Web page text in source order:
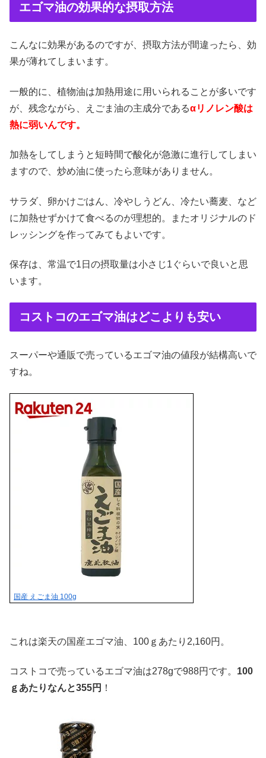
エゴマ油の効果的な摂取方法
こんなに効果があるのですが、摂取方法が間違ったら、効
果が薄れてしまいます。
一般的に、植物油は加熱用途に用いられることが多いです
が、残念ながら、えごま油の主成分であるαリノレン酸は
熱に弱いんです。
加熱をしてしまうと短時間で酸化が急激に進行してしまい
ますので、炒め油に使ったら意味がありません。
サラダ、卵かけごはん、冷やしうどん、冷たい蕎麦、など
に加熱せずかけて食べるのが理想的。またオリジナルのド
レッシングを作ってみてもよいです。
保存は、常温で1日の摂取量は小さじ1ぐらいで良いと思
います。
コストコのエゴマ油はどこよりも安い
スーパーや通販で売っているエゴマ油の値段が結構高いで
すね。
国産 えごま油 100g
これは楽天の国産エゴマ油、100ｇあたり2,160円。
コストコで売っているエゴマ油は278gで988円です。 100
ｇあたりなんと355円 ！